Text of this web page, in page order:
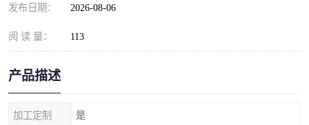
发布日期： 2026-08-06
阅 读 量： 113
产品描述
加工定制 是